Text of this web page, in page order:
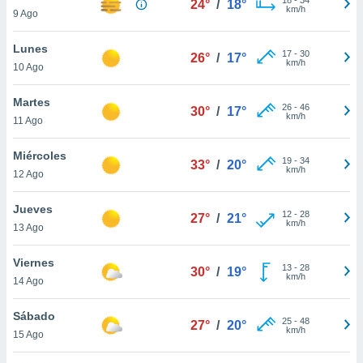
más
nuestra
y
de
disponible
cookies
aceptar
9 Ago
24° / 18°
km/h
Lunes
10 Ago
26° / 17° 17- 30
km/h
Martes
11 Ago
30° / 17° 26- 46
km/h
Miércoles
12 Ago
33° / 20° 19- 34
km/h
Jueves
13 Ago
27° / 21° 12- 28
km/h
Viernes
14 Ago
30° / 19° 13- 28
km/h
Sábado
15 Ago
27° / 20° 25- 48
km/h